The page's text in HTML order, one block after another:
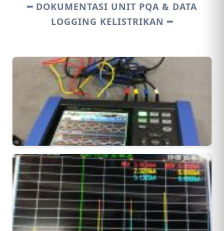
━ DOKUMENTASI UNIT PQA & DATA
LOGGING KELISTRIKAN ━